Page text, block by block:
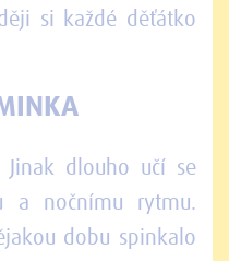
si každé děťátko
dlouho učí se
a nočnímu rytmu.
dobu spinkalo